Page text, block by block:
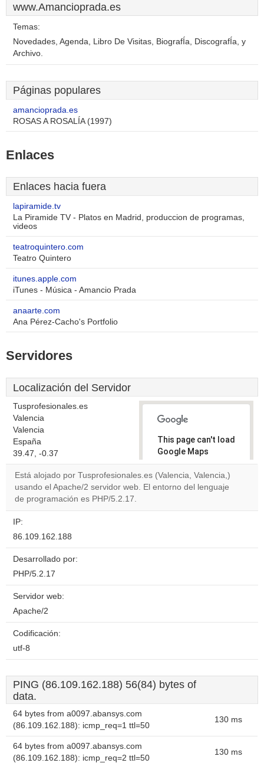
www.Amancioprada.es
Temas:
Novedades, Agenda, Libro De Visitas, BiografÍa, DiscografÍa, y
Archivo.
Páginas populares
amancioprada.es
ROSAS A ROSALÍA (1997)
Enlaces
Enlaces hacia fuera
lapiramide.tv
La Piramide TV - Platos en Madrid, produccion de programas,
videos
teatroquintero.com
Teatro Quintero
itunes.apple.com
iTunes - Música - Amancio Prada
anaarte.com
Ana Pérez-Cacho's Portfolio
Servidores
Localización del Servidor
Tusprofesionales.es
Valencia
Valencia
España
39.47, -0.37
This page can't load
Google Maps
correctly.
Do you
Está alojado por Tusprofesionales.es (Valencia, Valencia,)
usando el Apache/2 servidor web. El entorno del lenguaje
de programación es PHP/5.2.17.
IP:
86.109.162.188
Desarrollado por:
PHP/5.2.17
Servidor web:
Apache/2
Codificación:
utf-8
PING (86.109.162.188) 56(84) bytes of
data.
64 bytes from a0097.abansys.com
(86.109.162.188): icmp_req=1 ttl=50
130 ms
64 bytes from a0097.abansys.com
(86.109.162.188): icmp_req=2 ttl=50
130 ms